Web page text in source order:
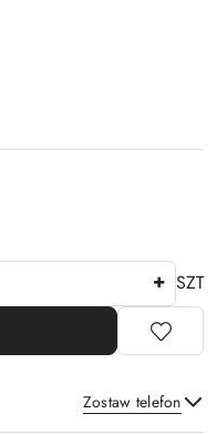
SZT
Zostaw telefon